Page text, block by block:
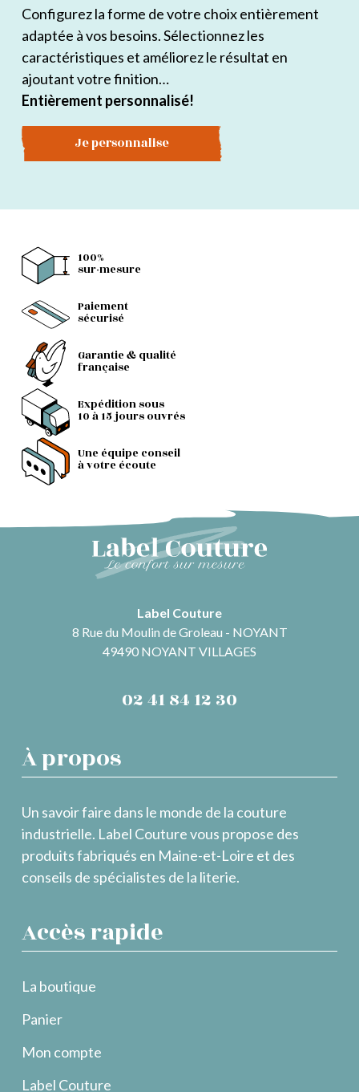
Configurez la forme de votre choix entièrement
adaptée à vos besoins. Sélectionnez les
caractéristiques et améliorez le résultat en
ajoutant votre finition…
Entièrement personnalisé!
Je personnalise
100%
sur-mesure
Paiement
sécurisé
Garantie & qualité
française
Expédition sous
10 à 15 jours ouvrés
Une équipe conseil
à votre écoute
Label Couture
8 Rue du Moulin de Groleau - NOYANT
49490 NOYANT VILLAGES
02 41 84 12 30
À propos
Un savoir faire dans le monde de la couture
industrielle. Label Couture vous propose des
produits fabriqués en Maine-et-Loire et des
conseils de spécialistes de la literie.
Accès rapide
La boutique
Panier
Mon compte
Label Couture